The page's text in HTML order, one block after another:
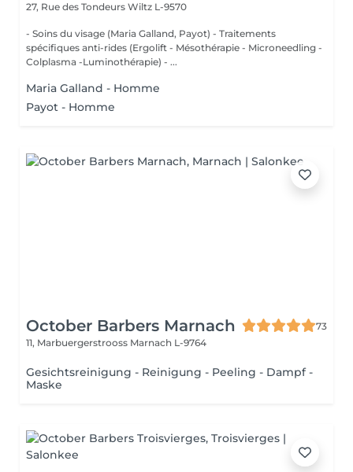
27, Rue des Tondeurs Wiltz L-9570
- Soins du visage (Maria Galland, Payot) - Traitements
spécifiques anti-rides (Ergolift - Mésothérapie - Microneedling -
Colplasma -Luminothérapie) - ...
Maria Galland - Homme
Payot - Homme
October Barbers Marnach
73
11, Marbuergerstrooss Marnach L-9764
Gesichtsreinigung - Reinigung - Peeling - Dampf -
Maske